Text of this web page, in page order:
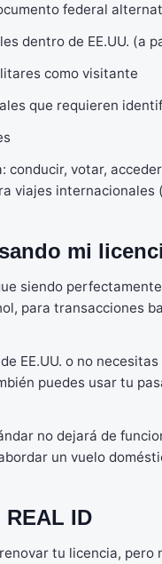
federal
dentro de EE.UU. (a
como visitante
que requieren
conducir, votar,
viajes
mi
siendo
para transacciones
EE.UU. o no
puedes usar tu
no dejará de
un vuelo
ID
tu licencia,